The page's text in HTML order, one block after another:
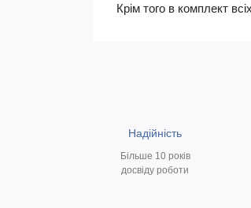
Крім того в комплект
Надійність
Більше 10 років
досвіду роботи